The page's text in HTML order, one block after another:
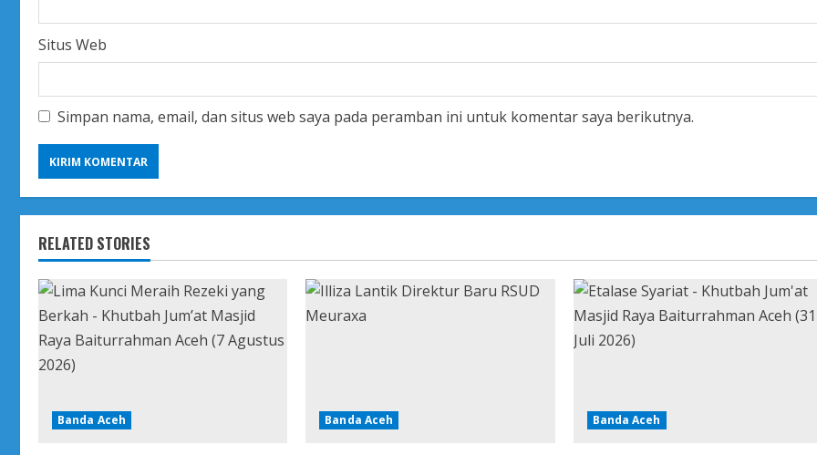
Situs Web
Simpan nama, email, dan situs web saya pada peramban ini untuk komentar saya berikutnya.
RELATED STORIES
Banda Aceh Banda Aceh Banda Aceh